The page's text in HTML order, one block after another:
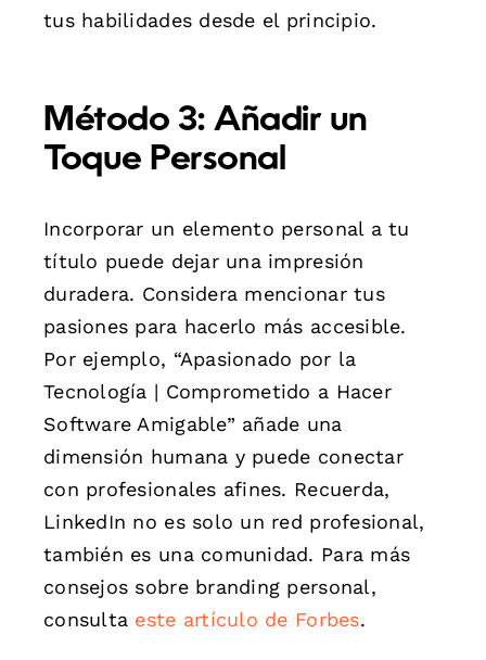
tus habilidades desde el principio.
Método 3: Añadir un
Toque Personal
Incorporar un elemento personal a tu
título puede dejar una impresión
duradera. Considera mencionar tus
pasiones para hacerlo más accesible.
Por ejemplo, “Apasionado por la
Tecnología | Comprometido a Hacer
Software Amigable” añade una
dimensión humana y puede conectar
con profesionales afines. Recuerda,
LinkedIn no es solo un red profesional,
también es una comunidad. Para más
consejos sobre branding personal,
consulta este artículo de Forbes.